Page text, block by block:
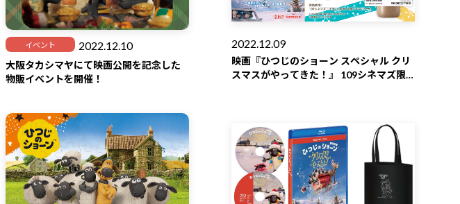
イベント 2022.12.10
大阪タカシマヤにて映画公開を記念した
物販イベントを開催！
2022.12.09
映画『ひつじのショーン スペシャル クリ
スマスがやってきた！』 109シネマズ限